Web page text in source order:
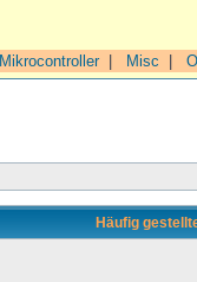
Mikrocontroller| Misc
Häufig